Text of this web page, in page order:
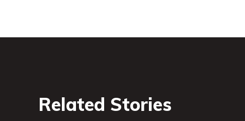
Related Stories